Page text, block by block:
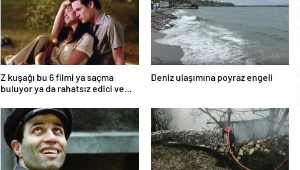
Z kuşağı bu 6 filmi ya saçma
buluyor ya da rahatsız edici ve
Deniz ulaşımına poyraz engeli